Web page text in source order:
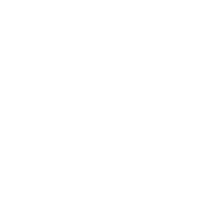
동산투자신탁2호(이하 “펀드
수익증권 또한 동일 상장폐지 됨